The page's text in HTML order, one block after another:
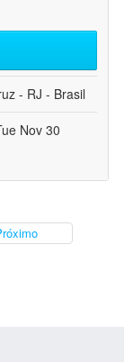
- RJ - Brasil
Nov 30